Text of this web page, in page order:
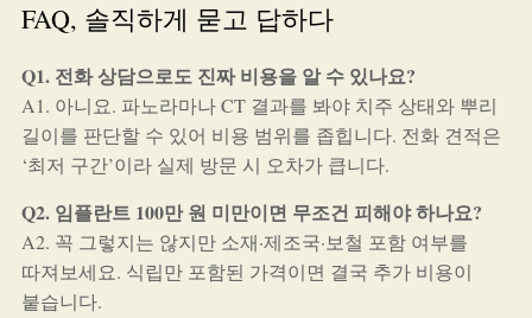
FAQ, 솔직하게 묻고 답하다
Q1. 전화 상담으로도 진짜 비용을 알 수 있나요?
A1. 아니요. 파노라마나 CT 결과를 봐야 치주 상태와 뿌리
길이를 판단할 수 있어 비용 범위를 좁힙니다. 전화 견적은
‘최저 구간’이라 실제 방문 시 오차가 큽니다.
Q2. 임플란트 100만 원 미만이면 무조건 피해야 하나요?
A2. 꼭 그렇지는 않지만 소재·제조국·보철 포함 여부를
따져보세요. 식립만 포함된 가격이면 결국 추가 비용이
붙습니다.